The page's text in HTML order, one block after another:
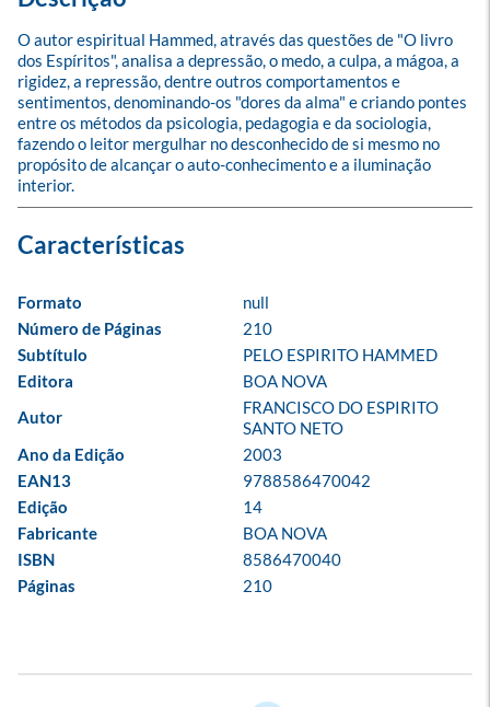
O autor espiritual Hammed, através das questões de "O livro
dos Espíritos", analisa a depressão, o medo, a culpa, a mágoa, a
rigidez, a repressão, dentre outros comportamentos e
sentimentos, denominando-os "dores da alma" e criando pontes
entre os métodos da psicologia, pedagogia e da sociologia,
fazendo o leitor mergulhar no desconhecido de si mesmo no
propósito de alcançar o auto-conhecimento e a iluminação
interior.
Formato
null
Número de Páginas
210
Subtítulo
PELO ESPIRITO HAMMED
Editora
BOA NOVA
Autor
FRANCISCO DO ESPIRITO
SANTO NETO
Ano da Edição
2003
EAN13
9788586470042
Edição
14
Fabricante
BOA NOVA
ISBN
8586470040
Páginas
210